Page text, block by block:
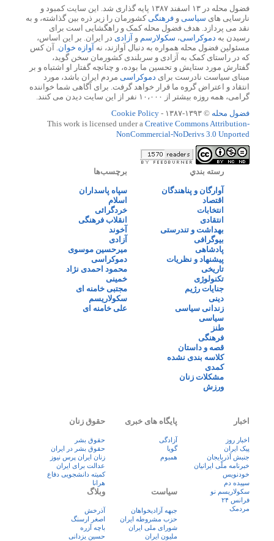
فضول محله در ۱۳ اسفند ۱۳۸۷ پایه گذاری شد. این سایت کمبود و
نارسایی های سیاسی و فرهنگیکشورمان را زیر ذره بین گذاشته، و به
نقد می پردازد. هدف فضول محله کمک و راهگشایی است برای
رسیدن به دموکراسی، سکولارسم و آزادی در ایران. بر این اساس،
مسئولین فضول محله همواره به دنبال آوازند، نه آوازه خوان. آن کس
که در راستای کمک به آزادی و سربلندی کشورمان سخن گوید،
گفتارش مورد ستایش و تحسین ما بوده، و چنانچه گفتار او اشتباه و بر
مبنای سیاست نادرست برای دموکراسی مردم ایران باشد، مورد
انتقاد و اعتراض گروه ما قرار خواهد گرفت. برای آگاهی شما خواننده
گرامی، همه روزه بیشتر از ۱۰،۰۰۰ نفر از این سایت دیدن می کنند.
فضول محله © ۱۳۹۳-۱۳۸۷ -
Cookie Policy
This work is licensed under a Creative Commons Attribution-
NonCommercial-NoDerivs 3.0 Unported
رسته بندي
آوارگان و پناهندگان
اقتصاد
انتخابات
انتقادی
بهداشت و تندرستی
بیوگرافی
پادشاهی
پیشنهاد و نظریات
تاریخی
تکنولوژی
جنایات رژیم
دینی
زندانی سیاسی
سیاسی
طنز
فرهنگی
قصه و داستان
کلاسه بندی نشده
کمدی
مشکلات زنان
ورزش
برچسب‌ها
سپاه پاسداران
اسلام
خردگرائی
انقلاب فرهنگی
آخوند
آزادی
میرحسین موسوی
دموکراسی
محمود احمدی نژاد
خمینی
مجتبی خامنه ای
سکولاریسم
علی خامنه ای
اخبار
اخبار روز
پيک ايران
جنبش آذربایجان
خبرنامه ملّی ایرانیان
خودنویس
سپیده دم
سکولاریسم نو
فرانس ۲۴
مردمک
پایگاه های خبری
آزادگی
گویا
همبوم
حقوق زنان
حقوق بشر
حقوق بشر در ایران
زنان ايران پرس نيوز
عدالت برای ایران
کمیته دانشجویی دفاع
هرانا
سیاست
جبهه آزادیخواهان
حزب مشروطه ایران
شورای ملی ایران
ملیون ایران
وبلاگ
آذرخش
اصغر ارسنگ
باچه آزره
حسین یزدانی